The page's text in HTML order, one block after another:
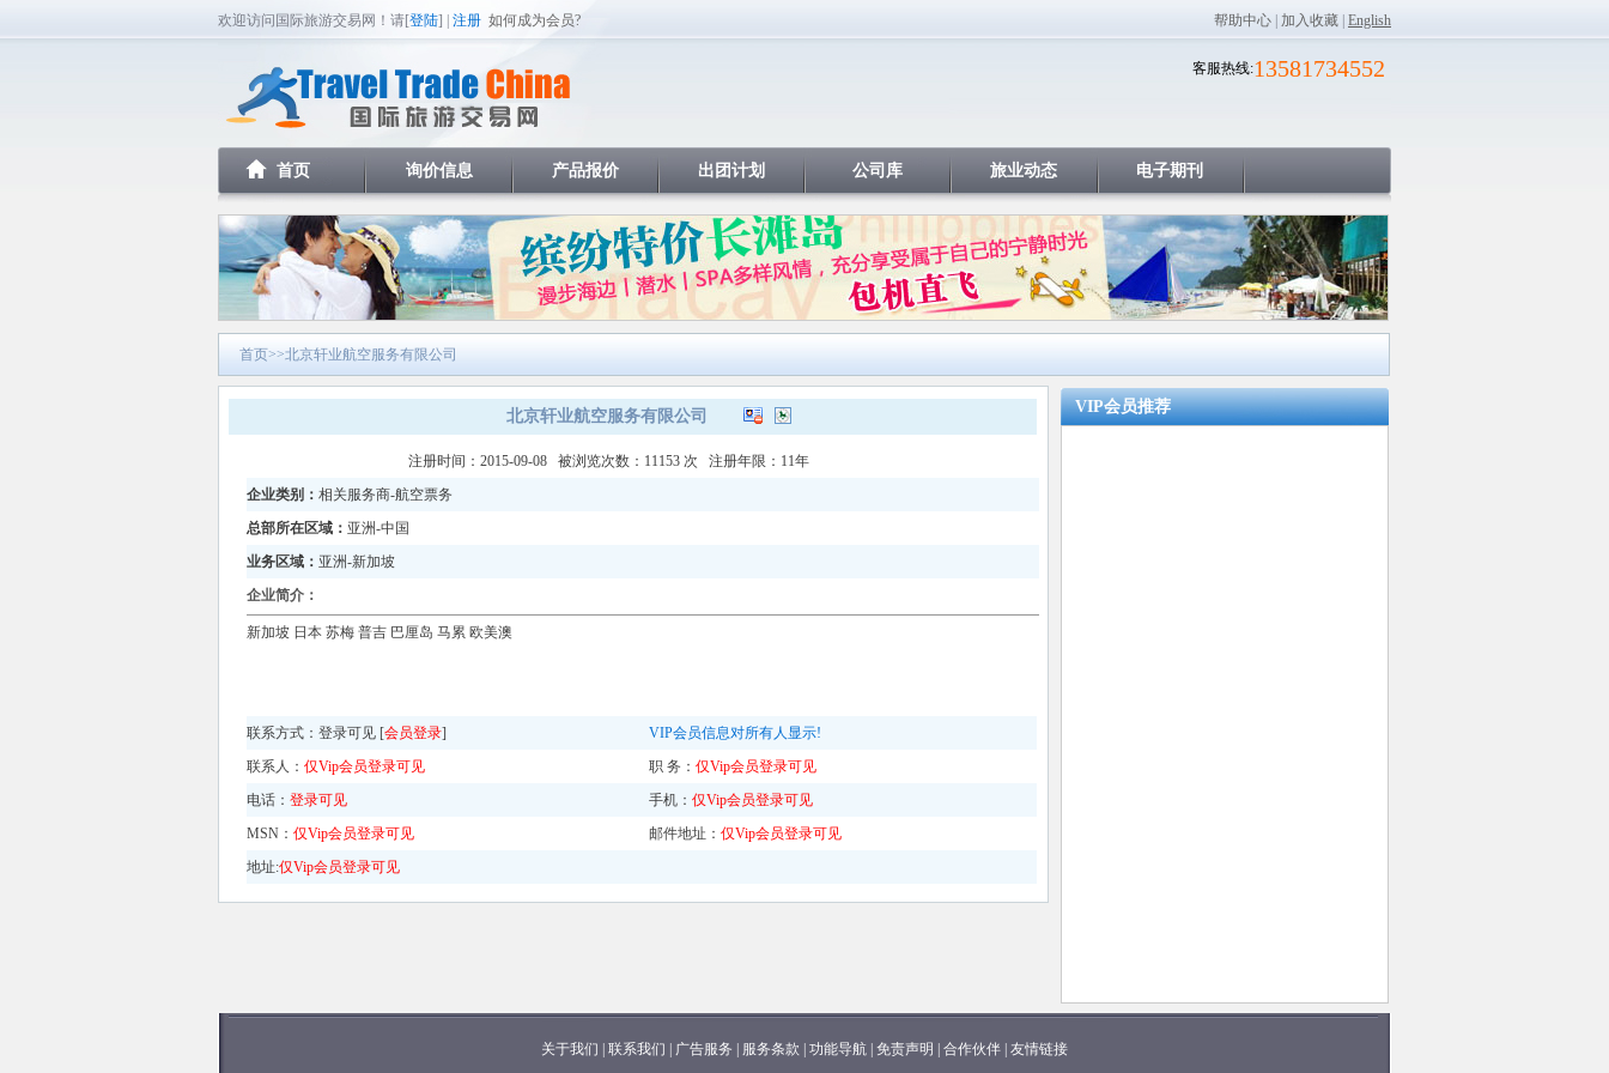
欢迎访问国际旅游交易网！请[登陆] | 注册 如何成为会员? 帮助中心 加入收藏 English
13581734552
客服热线:
首页 询价信息 产品报价 出团计划 公司库 旅业动态 电子期刊
首页>>北京轩业航空服务有限公司
北京轩业航空服务有限公司
注册时间：2015-09-08 被浏览次数：11153 次 注册年限：11年
企业类别： 相关服务商-航空票务
总部所在区域： 亚洲-中国
业务区域： 亚洲-新加坡
企业简介：
新加坡 日本 苏梅 普吉 巴厘岛 马累 欧美澳
联系方式： 登录可见 [会员登录]
VIP会员信息对所有人显示!
联系人： 仅Vip会员登录可见 职 务： 仅Vip会员登录可见
电话： 登录可见 手机： 仅Vip会员登录可见
MSN： 仅Vip会员登录可见 邮件地址： 仅Vip会员登录可见
地址:仅Vip会员登录可见
VIP会员推荐
关于我们 联系我们 广告服务 服务条款 功能导航 免责声明 合作伙伴 友情链接